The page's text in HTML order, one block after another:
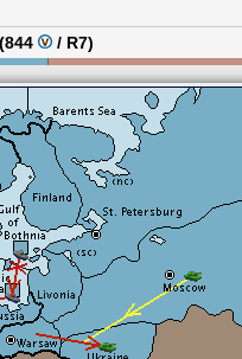
(844 / R7)